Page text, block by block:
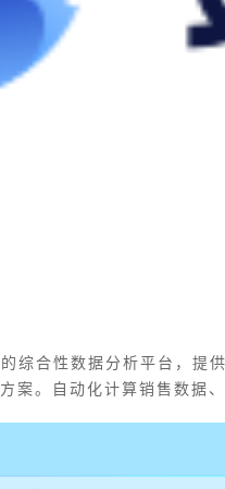
综合性数据分析平台，提
案。自动化计算销售数据